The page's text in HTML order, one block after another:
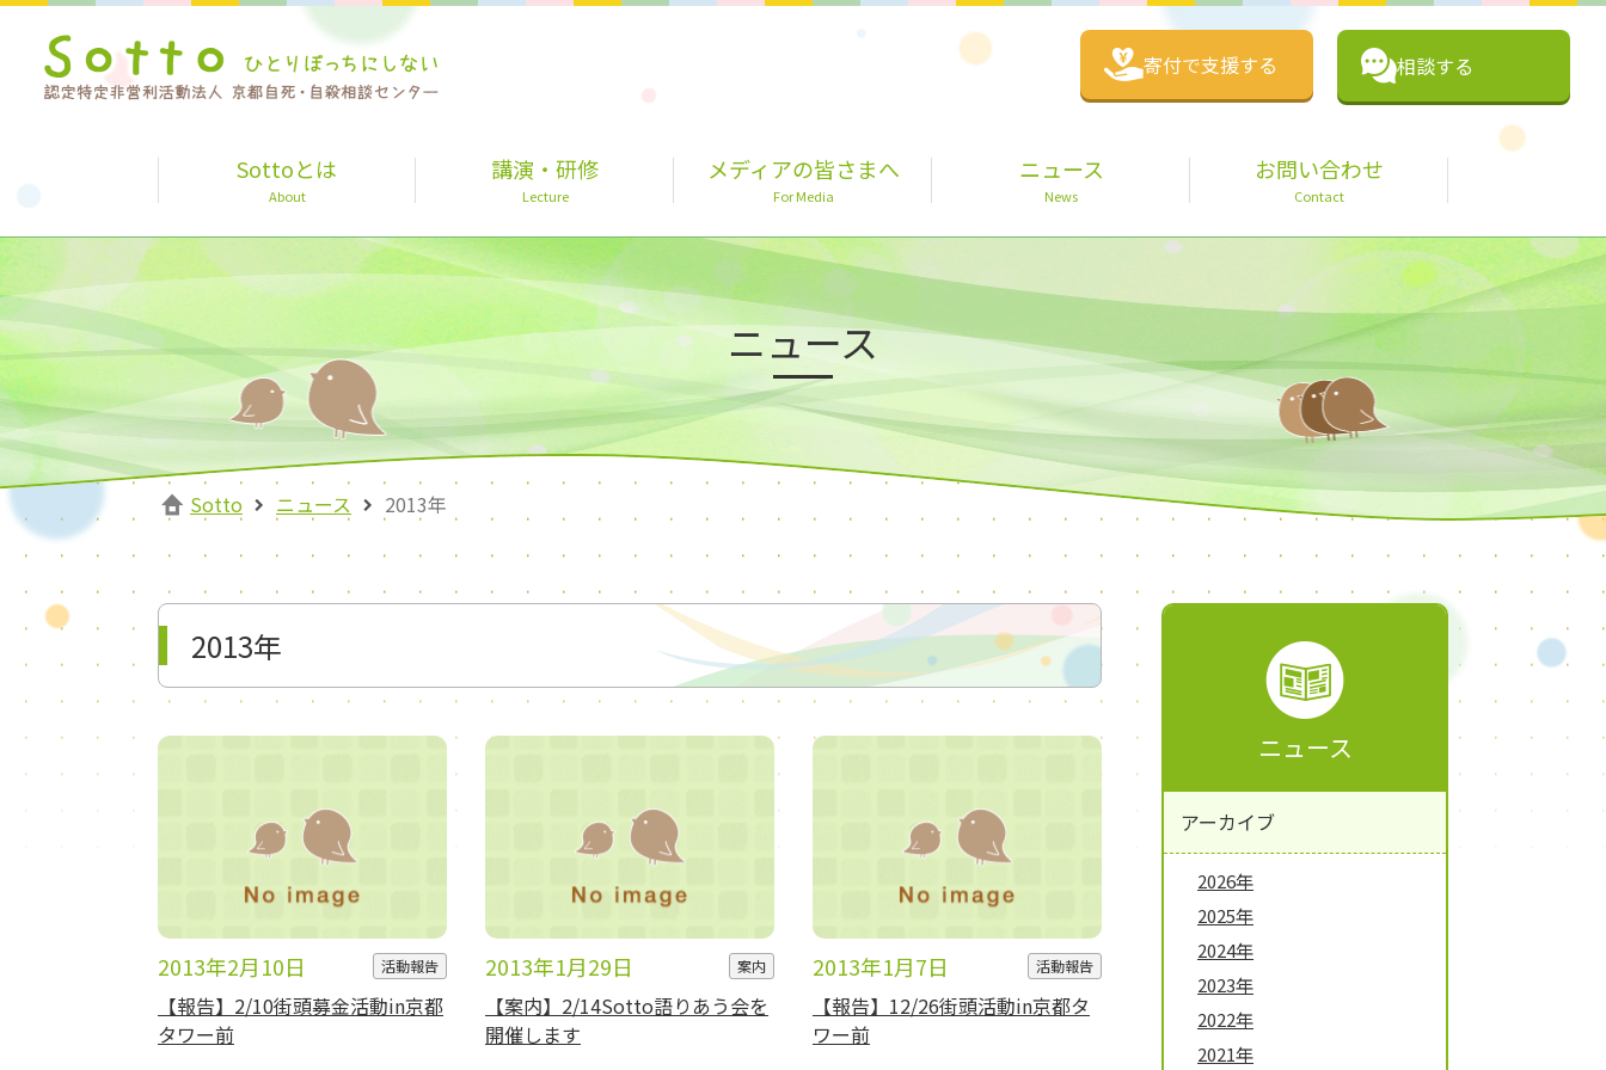
寄付で支援する 相談する
Sottoとは
About
講演・研修
Lecture
メディアの皆さまへ
For Media
ニュース
News
お問い合わせ
Contact
ニュース
Sotto ニュース 2013年
2013年
2013年2月10日 活動報告
【報告】2/10街頭募金活動in京都
タワー前
2013年1月29日 案内
【案内】2/14Sotto語りあう会を
開催します
2013年1月7日 活動報告
【報告】12/26街頭活動in京都タ
ワー前
ニュース
アーカイブ
2026年
2025年
2024年
2023年
2022年
2021年